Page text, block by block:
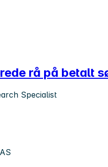
rå på betalt
Specialist